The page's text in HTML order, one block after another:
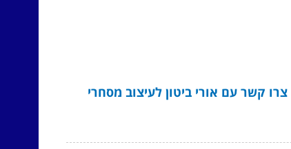
צרו קשר עם אורי ביטון לעיצוב מסחרי